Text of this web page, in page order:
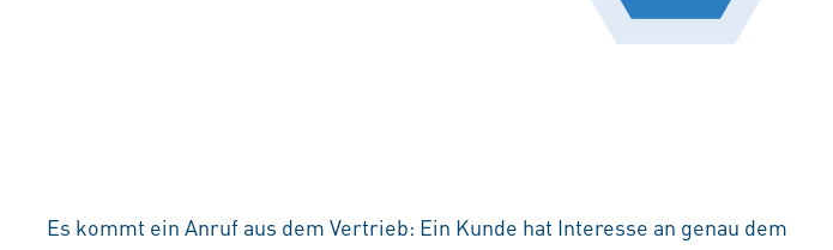
Es kommt ein Anruf aus dem Vertrieb: Ein Kunde hat Interesse an genau dem